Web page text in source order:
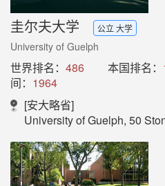
圭尔夫大学 公立 大学
University of Guelph
世界排名： 486 本国排名：
间： 1964
[安大略省]
University of Guelph, 50 Stone Road East Guelph,